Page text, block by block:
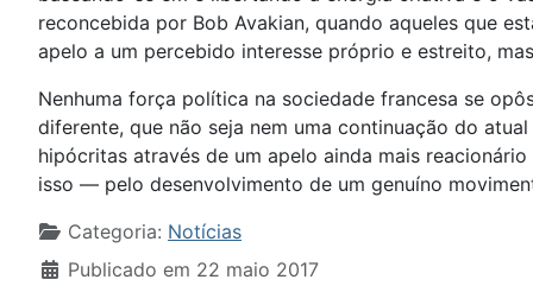
reconcebida por Bob Avakian, quando aqueles que
apelo a um percebido interesse próprio e estreito,
Nenhuma força política na sociedade francesa se
diferente, que não seja nem uma continuação do atual
hipócritas através de um apelo ainda mais
isso — pelo desenvolvimento de um genuíno
Detalhes
Categoria: Notícias
Publicado em 22 maio 2017